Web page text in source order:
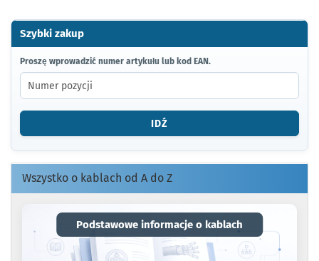
Szybki zakup
PROSZĘ
WPROWADZIĆ
NUMER
ARTYKUŁU
LUB
EAN.
Proszę wprowadzić numer artykułu lub kod EAN.
IDŹ
Wszystko o kablach od A do Z
Podstawowe informacje o kablach